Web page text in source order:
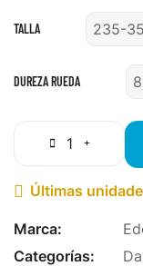
TALLA
DUREZA RUEDA
 Últimas
Marca:
Categorías: